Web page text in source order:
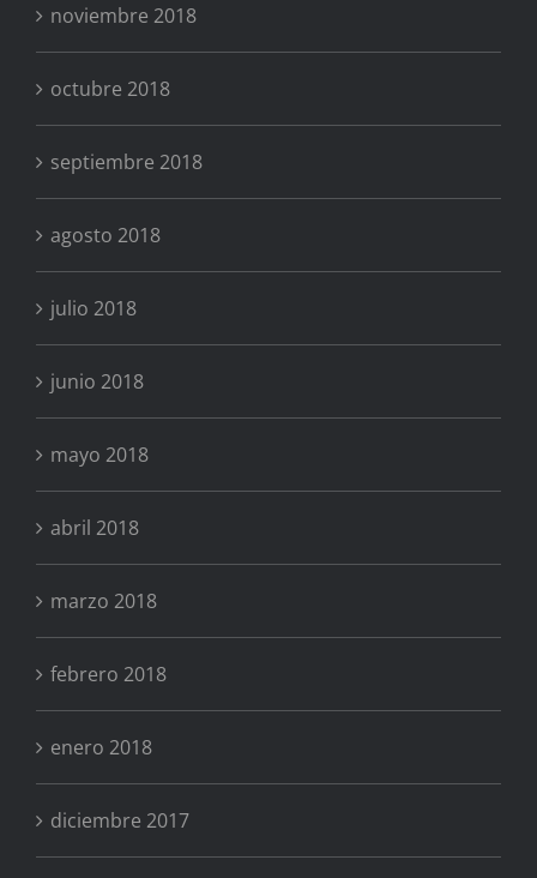
noviembre 2018
octubre 2018
septiembre 2018
agosto 2018
julio 2018
junio 2018
mayo 2018
abril 2018
marzo 2018
febrero 2018
enero 2018
diciembre 2017